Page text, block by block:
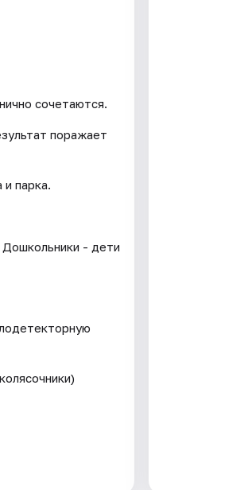
сочетаются.
поражает
парка.
Дошкольники - дети